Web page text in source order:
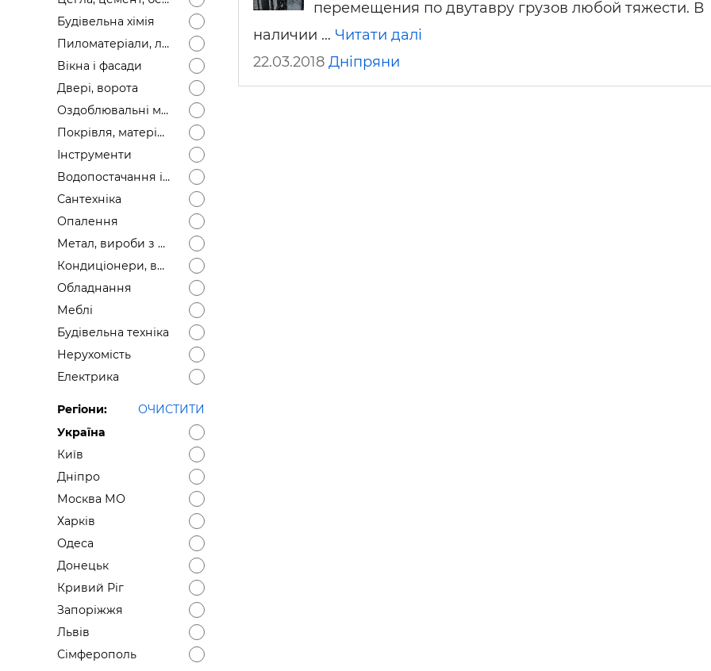
Будівельні і ремонтні послуги
Робота в
Будівельна хімія
Пиломатеріали, лісоматеріали
Вікна і фасади
Двері, ворота
Оздоблювальні матеріали
Покрівля, матеріали
Інструменти
Водопостачання і каналізація
Сантехніка
Опалення
Метал, вироби з металу
Кондиціонери, вентиляція
Обладнання
Меблі
Будівельна техніка
Нерухомість
Електрика
Регіони:
ОЧИСТИТИ
Україна
Київ
Дніпро
Москва МО
Харків
Одеса
Донецьк
Кривий Ріг
Запоріжжя
Львів
Сімферополь
перемещения по двутавру грузов любой тяжести. В
наличии … Читати далі
22.03.2018 Дніпряни